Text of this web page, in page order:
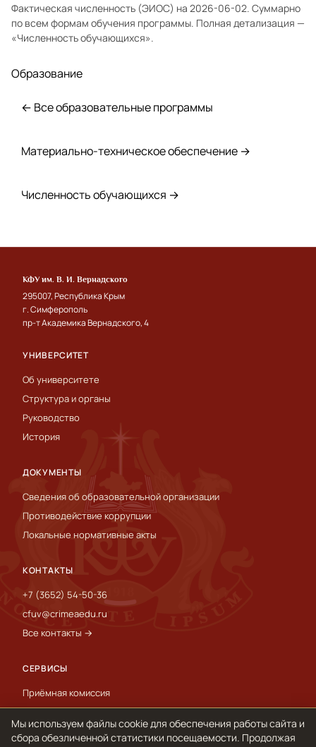
Фактическая численность (ЭИОС) на 2026-06-02. Суммарно
по всем формам обучения программы. Полная детализация —
«Численность обучающихся».
Образование
← Все образовательные программы
Материально-техническое обеспечение →
Численность обучающихся →
КФУ им. В. И. Вернадского
295007, Республика Крым
г. Симферополь
пр-т Академика Вернадского, 4
УНИВЕРСИТЕТ
Об университете
Структура и органы
Руководство
История
ДОКУМЕНТЫ
Сведения об образовательной организации
Противодействие коррупции
Локальные нормативные акты
КОНТАКТЫ
+7 (3652) 54-50-36
cfuv@crimeaedu.ru
Все контакты →
СЕРВИСЫ
Приёмная комиссия
Пресс-служба
International
Мы используем файлы cookie для обеспечения работы сайта и
сбора обезличенной статистики посещаемости. Продолжая